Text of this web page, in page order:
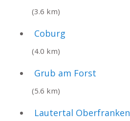
(3.6 km)
Coburg
(4.0 km)
Grub am Forst
(5.6 km)
Lautertal Oberfranken